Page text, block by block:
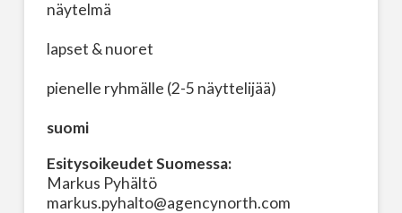
näytelmä
lapset & nuoret
pienelle ryhmälle (2-5 näyttelijää)
suomi
Esitysoikeudet Suomessa:
Markus Pyhältö
markus.pyhalto@agencynorth.com